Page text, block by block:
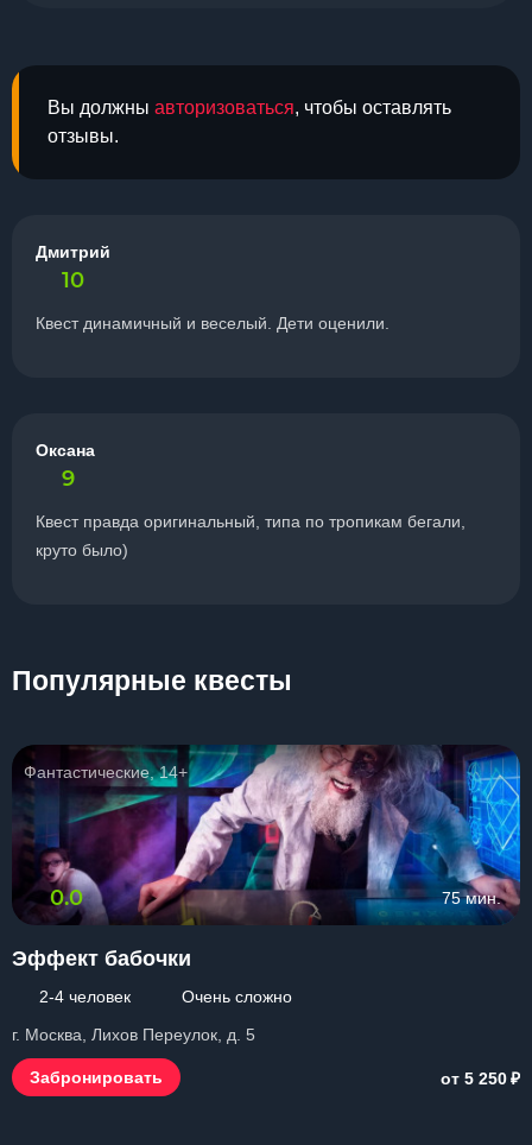
Вы должны авторизоваться, чтобы оставлять
отзывы.
Дмитрий
10
Квест динамичный и веселый. Дети оценили.
Оксана
9
Квест правда оригинальный, типа по тропикам бегали,
круто было)
Популярные квесты
Фантастические, 14+
0.0 75 мин.
Эффект бабочки
2-4 человек
Очень сложно
г. Москва, Лихов Переулок, д. 5
Забронировать от 5 250₽